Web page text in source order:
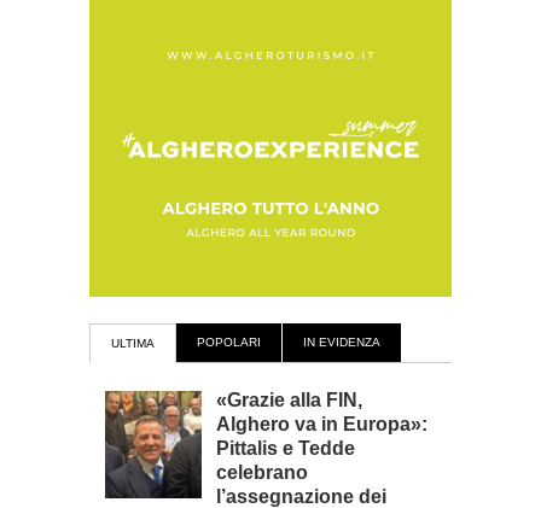
ULTIMA POPOLARI IN EVIDENZA
«Grazie alla FIN,
Alghero va in Europa»:
Pittalis e Tedde
celebrano
l’assegnazione dei